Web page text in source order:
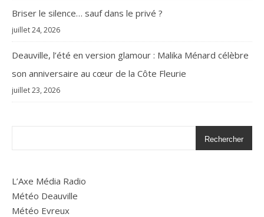
Briser le silence… sauf dans le privé ?
juillet 24, 2026
Deauville, l’été en version glamour : Malika Ménard célèbre
son anniversaire au cœur de la Côte Fleurie
juillet 23, 2026
Rechercher
L’Axe Média Radio
Météo Deauville
Météo Evreux